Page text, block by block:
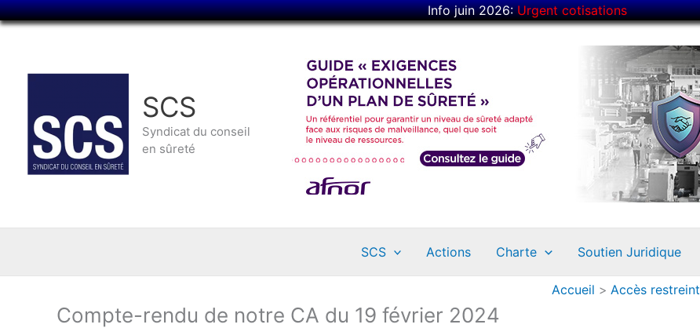
Info juin 2026:Urgent cotisations
Aller
au
SCS
Syndicat du conseil
en sûreté
SCS Actions Charte Soutien Juridique
Accueil Accès restreint
Compte-rendu de notre CA du 19 février 2024